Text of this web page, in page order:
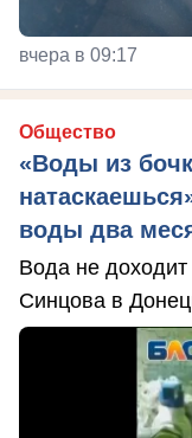
вчера в 09:17
Общество
«Воды из
воды два
Вода не
Синцова в